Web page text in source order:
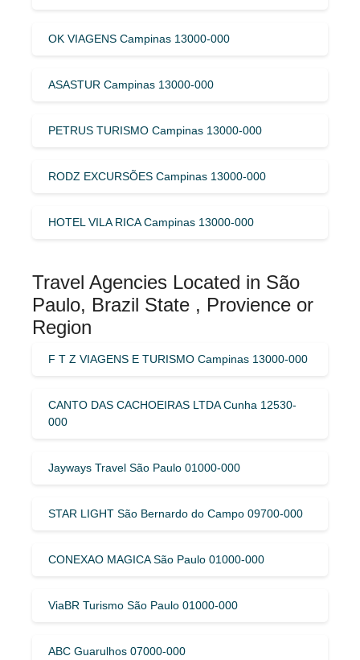
OK VIAGENS Campinas 13000-000
ASASTUR Campinas 13000-000
PETRUS TURISMO Campinas 13000-000
RODZ EXCURSÕES Campinas 13000-000
HOTEL VILA RICA Campinas 13000-000
Travel Agencies Located in São
Paulo, Brazil State , Provience or
Region
F T Z VIAGENS E TURISMO Campinas 13000-000
CANTO DAS CACHOEIRAS LTDA Cunha 12530-
000
Jayways Travel São Paulo 01000-000
STAR LIGHT São Bernardo do Campo 09700-000
CONEXAO MAGICA São Paulo 01000-000
ViaBR Turismo São Paulo 01000-000
ABC Guarulhos 07000-000